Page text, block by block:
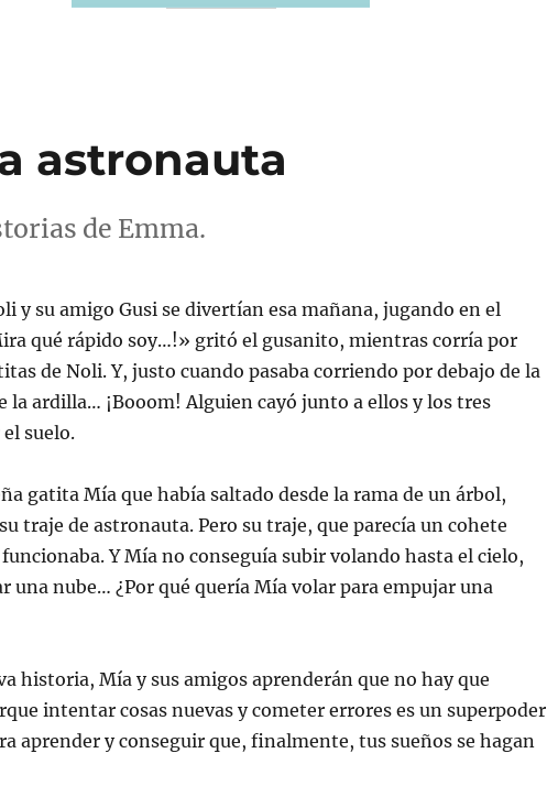
astronauta
de Emma.
y su amigo Gusi se divertían esa mañana, jugando en el
qué rápido soy…!» gritó el gusanito, mientras corría por
de Noli. Y, justo cuando pasaba corriendo por debajo de la
la ardilla… ¡Booom! Alguien cayó junto a ellos y los tres
suelo.
gatita Mía que había saltado desde la rama de un árbol,
traje de astronauta. Pero su traje, que parecía un cohete
Y Mía no conseguía subir volando hasta el cielo,
una nube… ¿Por qué quería Mía volar para empujar una
historia, Mía y sus amigos aprenderán que no hay que
intentar cosas nuevas y cometer errores es un superpoder
aprender y conseguir que, finalmente, tus sueños se hagan